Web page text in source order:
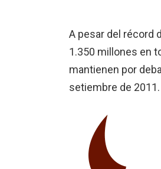
A pesar del récord
1.350 millones en
mantienen por
setiembre de 2011.